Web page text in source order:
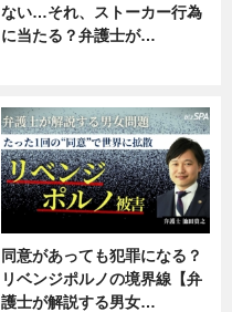
ない…それ、ストーカー行為
に当たる？弁護士が…
同意があっても犯罪になる？
リベンジポルノの境界線【弁
護士が解説する男女…